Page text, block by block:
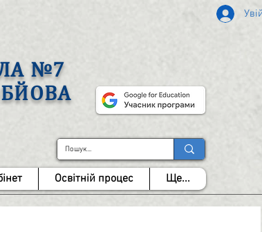
№7
Освітній процес Ще...